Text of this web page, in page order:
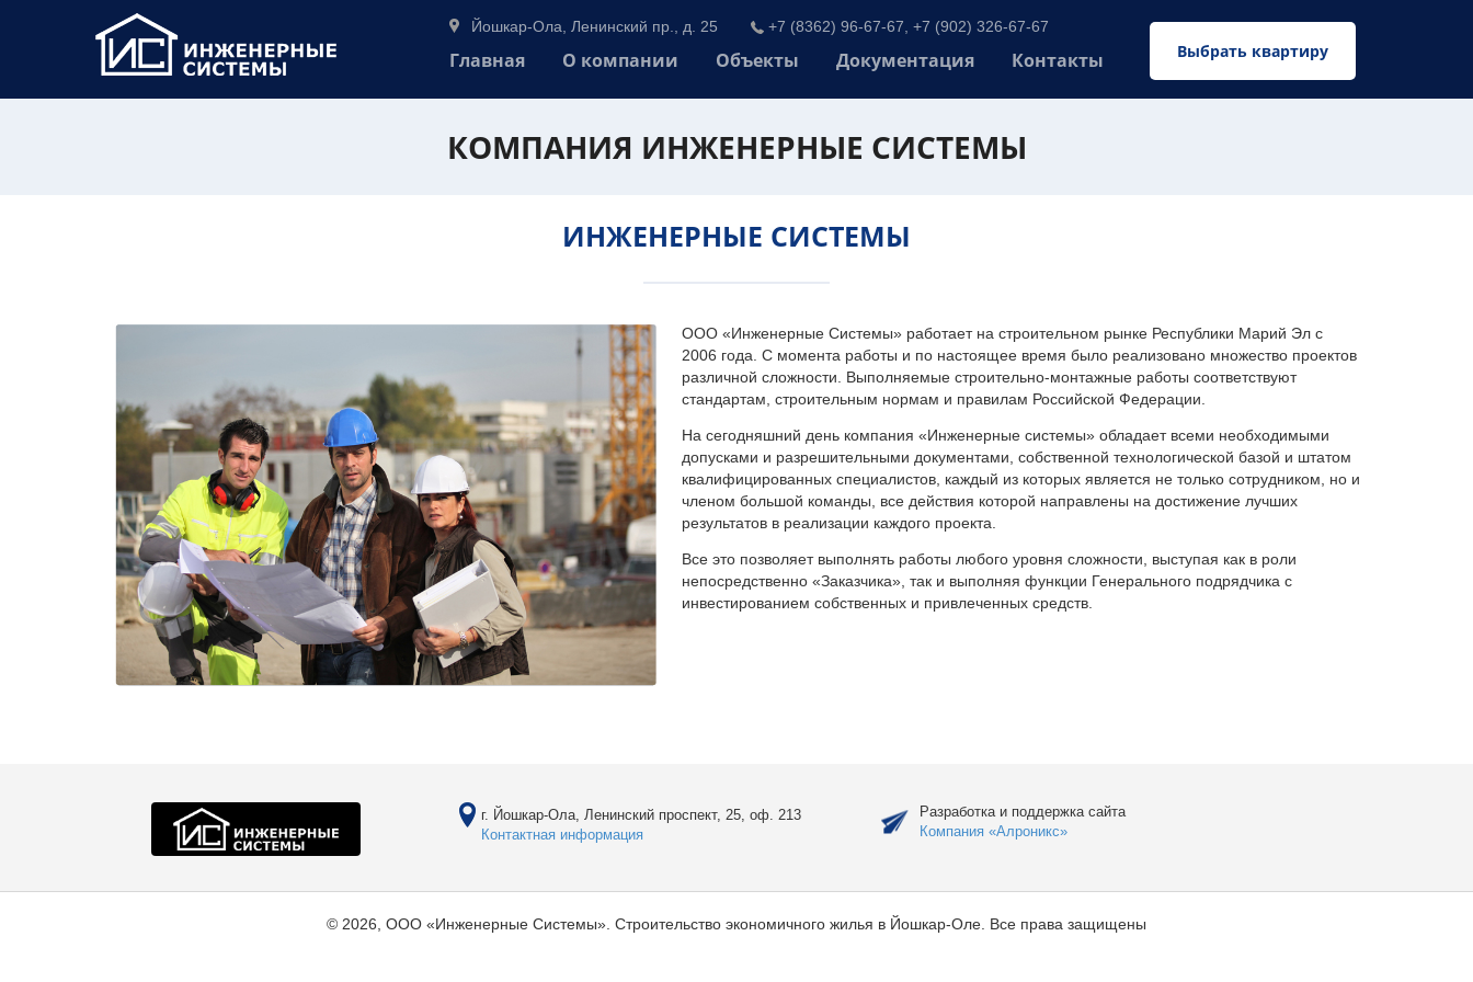
Выбрать квартиру
Йошкар-Ола, Ленинский пр., д. 25 +7 (8362) 96-67-67, +7 (902) 326-67-67
Главная О компании Объекты Документация Контакты
КОМПАНИЯ ИНЖЕНЕРНЫЕ СИСТЕМЫ
ИНЖЕНЕРНЫЕ СИСТЕМЫ
ООО «Инженерные Системы» работает на строительном рынке Республики Марий Эл с
2006 года. С момента работы и по настоящее время было реализовано множество проектов
различной сложности. Выполняемые строительно-монтажные работы соответствуют
стандартам, строительным нормам и правилам Российской Федерации.
На сегодняшний день компания «Инженерные системы» обладает всеми необходимыми
допусками и разрешительными документами, собственной технологической базой и штатом
квалифицированных специалистов, каждый из которых является не только сотрудником, но и
членом большой команды, все действия которой направлены на достижение лучших
результатов в реализации каждого проекта.
Все это позволяет выполнять работы любого уровня сложности, выступая как в роли
непосредственно «Заказчика», так и выполняя функции Генерального подрядчика с
инвестированием собственных и привлеченных средств.
г. Йошкар-Ола, Ленинский проспект, 25, оф. 213
Контактная информация
Разработка и поддержка сайта
Компания «Алроникс»
© 2026, ООО «Инженерные Системы». Строительство экономичного жилья в Йошкар-Оле. Все права защищены